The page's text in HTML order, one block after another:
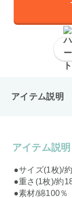
アイテム説明
アイテム説明
●サイズ(1枚)/
●重さ(1枚)/約
●素材/綿100％